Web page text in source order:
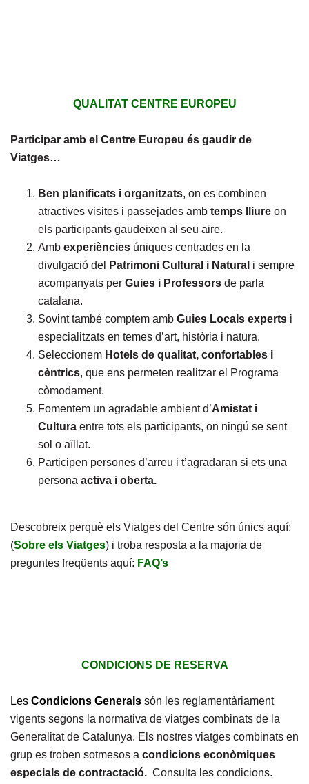
QUALITAT CENTRE EUROPEU
Participar amb el Centre Europeu és gaudir de
Viatges…
Ben planificats i organitzats, on es combinen
atractives visites i passejades amb temps lliure on
els participants gaudeixen al seu aire.
Amb experiències úniques centrades en la
divulgació del
Patrimoni Cultural i Natural i sempre
acompanyats per Guies i Professors de parla
catalana.
Sovint també comptem amb Guies Locals experts i
especialitzats en temes d’art, història i natura.
Seleccionem Hotels de qualitat, confortables i
cèntrics, que ens permeten realitzar el Programa
còmodament.
Fomentem un agradable ambient d’Amistat i
Cultura entre tots els participants, on ningú se sent
sol o aïllat.
Participen persones d’arreu i t’agradaran si ets una
persona activa i oberta.
Descobreix perquè els Viatges del Centre són únics aquí:
(Sobre els Viatges) i troba resposta a la majoria de
preguntes freqüents aquí: FAQ’s
CONDICIONS DE RESERVA
Les Condicions Generals són les reglamentàriament
vigents segons la normativa de viatges combinats de la
Generalitat de Catalunya. Els nostres viatges combinats en
grup es troben sotmesos a condicions econòmiques
especials de contractació. Consulta les condicions.